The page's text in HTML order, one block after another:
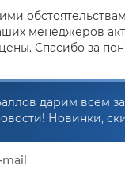
менеджеров
Спасибо за
дарим всем
Новинки,